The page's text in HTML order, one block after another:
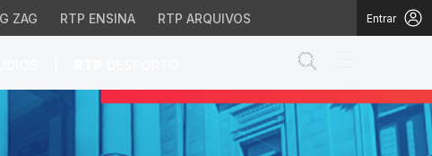
ZAG RTP ENSINA RTP ARQUIVOS Entrar
contribuir para